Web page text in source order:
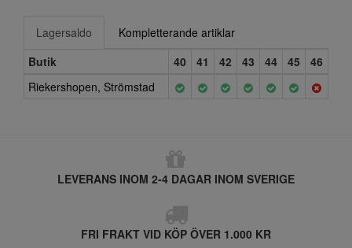
Lagersaldo
Kompletterande artiklar
Butik
40 41 42 43 44 45
46
Riekershopen, Strömstad
LEVERANS INOM 2-4 DAGAR INOM SVERIGE
FRI FRAKT VID KÖP ÖVER 1.000 KR